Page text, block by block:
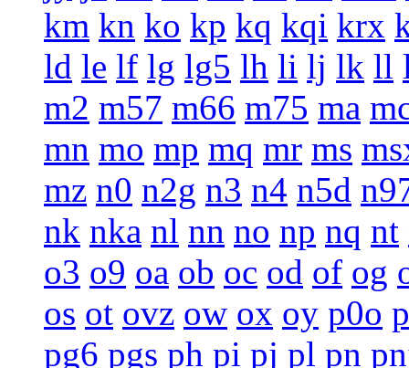
km kn ko kp kq kqi krx
ld le lf lg lg5 lh li lj lk ll
m2 m57 m66 m75 ma
mn mo mp mq mr ms
mz n0 n2g n3 n4 n5d
nk nka nl nn no np nq nt
o3 o9 oa ob oc od of og
os ot ovz ow ox oy p0o
pg6 pgs ph pi pj pl pn